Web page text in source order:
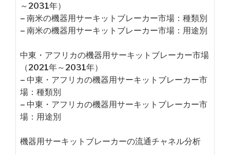
～2031年）
– 南米の機器用サーキットブレーカー市場：種類別
– 南米の機器用サーキットブレーカー市場：用途別
中東・アフリカの機器用サーキットブレーカー市場
（2021年～2031年）
– 中東・アフリカの機器用サーキットブレーカー市
場：種類別
– 中東・アフリカの機器用サーキットブレーカー市
場：用途別
機器用サーキットブレーカーの流通チャネル分析